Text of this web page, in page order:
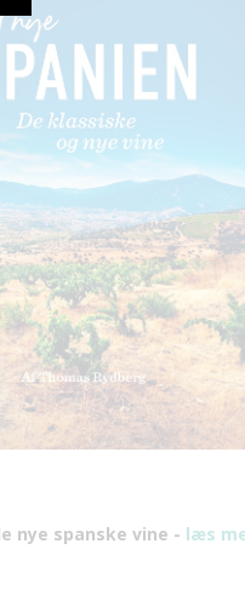
nye spanske vine - læs